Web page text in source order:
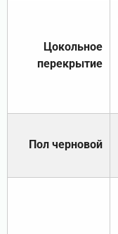
Цокольное
перекрытие
Пол черновой